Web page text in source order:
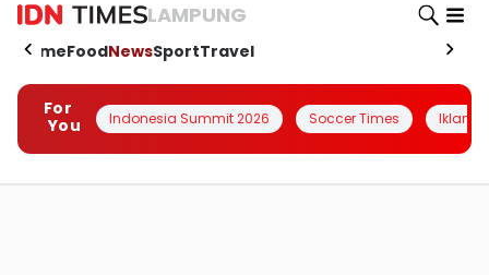
LAMPUNG
HomeFoodNewsSportTravel
For
You
Indonesia Summit 2026 Soccer Times Iklanin